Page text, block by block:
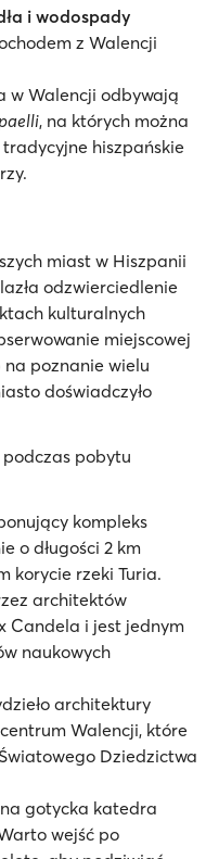
i wodospady
z Walencji
w Walencji odbywają
paelli, na których można
hiszpańskie
miast w Hiszpanii
odzwierciedlenie
kulturalnych
miejscowej
poznanie wielu
doświadczyło
podczas pobytu
kompleks
o długości 2 km
korycie rzeki Turia.
architektów
Candela i jest jednym
naukowych
architektury
Walencji, które
Dziedzictwa
gotycka katedra
wejść po